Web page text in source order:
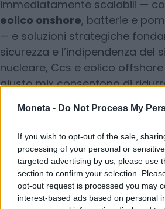
Moneta - Do Not Process My
If you wish to opt-out of the sale,
processing of your personal or
targeted advertising by us, please use
section to confirm your selection.
opt-out request is processed you may
interest-based ads based on personal
immediatamente scalabili —
eolico onshore, batterie e
— e soluzioni strategiche
sicurezza e l’indipendenza del
nucleare, Ccs e eolico
giusto mix consentono di
complessivo dell’energia; la
ottimale di tecnologie, da
criteri quali rapidità di
complessivo del sistema e
cliente finale, capacità di
resilienza e sicurezza
impatti economici e industriali